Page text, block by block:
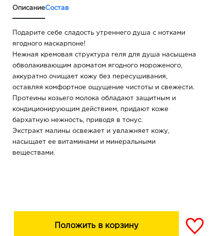
ОписаниеСостав
Подарите себе сладость утреннего душа с нотками
ягодного маскарпоне!
Нежная кремовая структура геля для душа насыщена
обволакивающим ароматом ягодного мороженого,
аккуратно очищает кожу без пересушивания,
оставляя комфортное ощущение чистоты и свежести.
Протеины козьего молока обладают защитным и
кондиционирующим действием, придают коже
бархатную нежность, приводя в тонус.
Экстракт малины освежает и увлажняет кожу,
насыщает ее витаминами и минеральными
веществами.
Положить в корзину